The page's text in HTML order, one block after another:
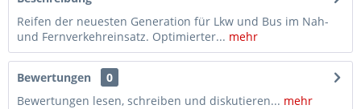
Reifen der neuesten Generation für Lkw und Bus im Nah-
und Fernverkehreinsatz. Optimierter... mehr
Bewertungen
0
Bewertungen lesen, schreiben und diskutieren... mehr